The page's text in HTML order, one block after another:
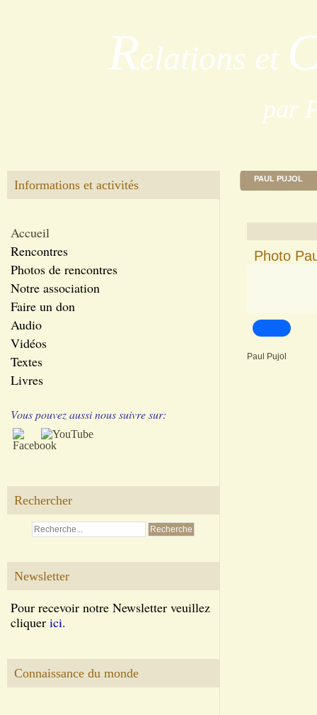
Relations et
par
Informations et activités
Accueil
Rencontres
Photos de rencontres
Notre association
Faire un don
Audio
Vidéos
Textes
Livres
Vous pouvez aussi nous suivre sur:
Rechercher
Newsletter
Pour recevoir notre Newsletter veuillez
cliquer ici.
Connaissance du monde
PAUL PUJOL
Photo
Paul Pujol